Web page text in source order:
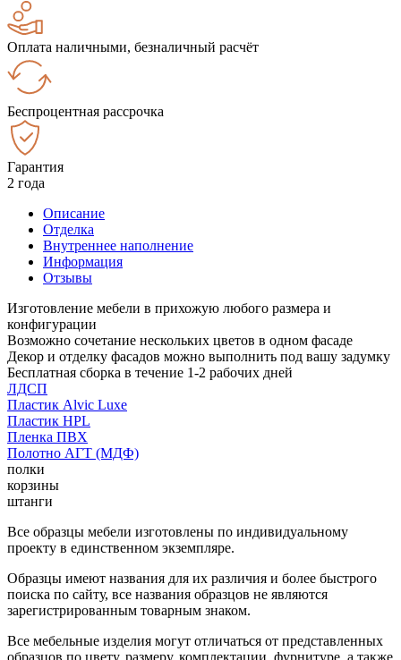
Оплата наличными, безналичный расчёт
Беспроцентная рассрочка
Гарантия
2 года
Описание
Отделка
Внутреннее наполнение
Информация
Отзывы
Изготовление мебели в прихожую любого размера и
конфигурации
Возможно сочетание нескольких цветов в одном фасаде
Декор и отделку фасадов можно выполнить под вашу задумку
Бесплатная сборка в течение 1-2 рабочих дней
ЛДСП
Пластик Alvic Luxe
Пластик HPL
Пленка ПВХ
Полотно АГТ (МДФ)
полки
корзины
штанги
Все образцы мебели изготовлены по индивидуальному
проекту в единственном экземпляре.
Образцы имеют названия для их различия и более быстрого
поиска по сайту, все названия образцов не являются
зарегистрированным товарным знаком.
Все мебельные изделия могут отличаться от представленных
образцов по цвету, размеру, комплектации, фурнитуре, а также